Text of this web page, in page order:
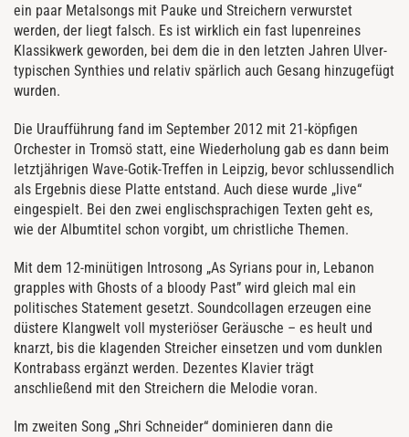
ein paar Metalsongs mit Pauke und Streichern verwurstet
werden, der liegt falsch. Es ist wirklich ein fast lupenreines
Klassikwerk geworden, bei dem die in den letzten Jahren Ulver-
typischen Synthies und relativ spärlich auch Gesang hinzugefügt
wurden.
Die Uraufführung fand im September 2012 mit 21-köpfigen
Orchester in Tromsö statt, eine Wiederholung gab es dann beim
letztjährigen Wave-Gotik-Treffen in Leipzig, bevor schlussendlich
als Ergebnis diese Platte entstand. Auch diese wurde „live“
eingespielt. Bei den zwei englischsprachigen Texten geht es,
wie der Albumtitel schon vorgibt, um christliche Themen.
Mit dem 12-minütigen Introsong „As Syrians pour in, Lebanon
grapples with Ghosts of a bloody Past” wird gleich mal ein
politisches Statement gesetzt. Soundcollagen erzeugen eine
düstere Klangwelt voll mysteriöser Geräusche – es heult und
knarzt, bis die klagenden Streicher einsetzen und vom dunklen
Kontrabass ergänzt werden. Dezentes Klavier trägt
anschließend mit den Streichern die Melodie voran.
Im zweiten Song „Shri Schneider“ dominieren dann die